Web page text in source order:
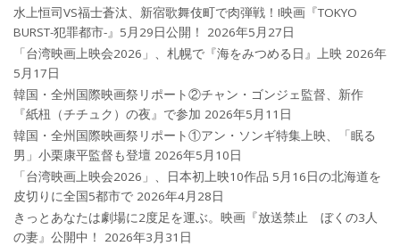
水上恒司VS福士蒼汰、新宿歌舞伎町で肉弾戦！!映画『TOKYO
BURST-犯罪都市-』5月29日公開！
2026年5月27日
「台湾映画上映会2026」、札幌で『海をみつめる日』上映 2026年
5月17日
韓国・全州国際映画祭リポート②チャン・ゴンジェ監督、新作
『紙杻（チチュク）の夜』で参加 2026年5月11日
韓国・全州国際映画祭リポート①アン・ソンギ特集上映、「眠る
男」小栗康平監督も登壇 2026年5月10日
「台湾映画上映会2026」、日本初上映10作品 5月16日の北海道を
皮切りに全国5都市で 2026年4月28日
きっとあなたは劇場に2度足を運ぶ。映画『放送禁止 ぼくの3人
の妻』公開中！
2026年3月31日